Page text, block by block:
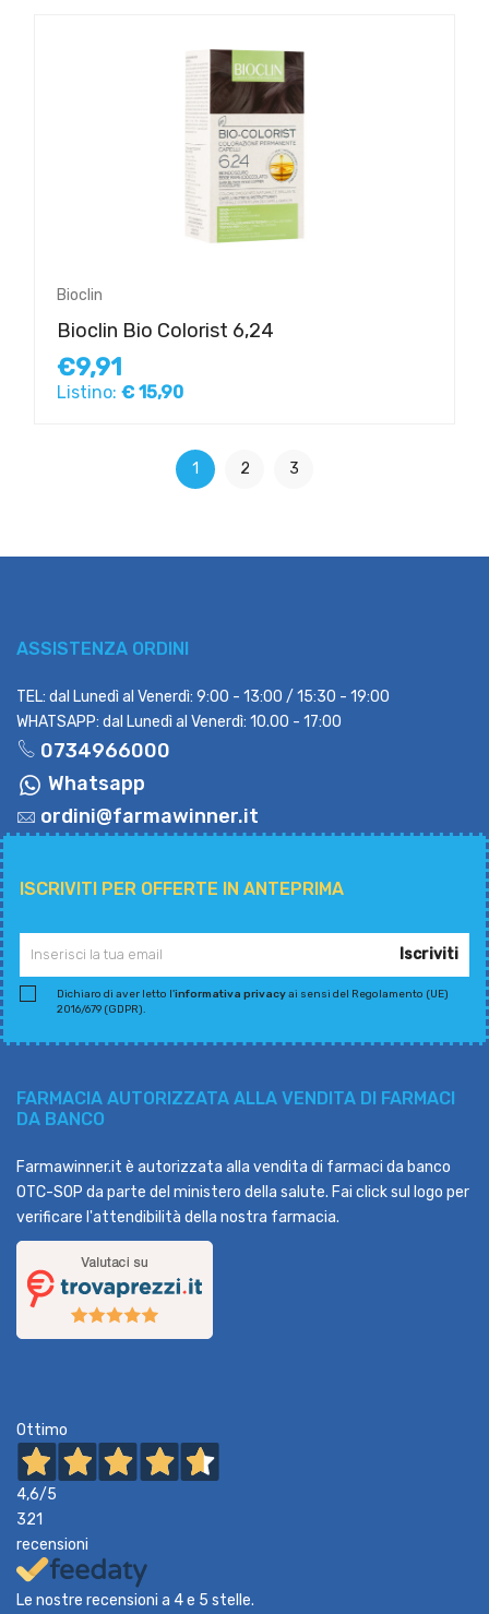
Bioclin
Bioclin Bio Colorist 6,24
€9,91
Listino: € 15,90
1 2 3
ASSISTENZA ORDINI
TEL: dal Lunedì al Venerdì: 9:00 - 13:00 / 15:30 - 19:00
WHATSAPP: dal Lunedì al Venerdì: 10.00 - 17:00
0734966000
Whatsapp
ordini@farmawinner.it
ISCRIVITI PER OFFERTE IN ANTEPRIMA
Iscriviti
Dichiaro di aver letto l'informativa privacyai sensi del Regolamento (UE)
2016/679 (GDPR).
FARMACIA AUTORIZZATA ALLA VENDITA DI FARMACI
DA BANCO
Farmawinner.it è autorizzata alla vendita di farmaci da banco
OTC-SOP da parte del ministero della salute. Fai click sul logo per
verificare l'attendibilità della nostra farmacia.
Ottimo
4,6/5
321
recensioni
Le nostre recensioni a 4 e 5 stelle.